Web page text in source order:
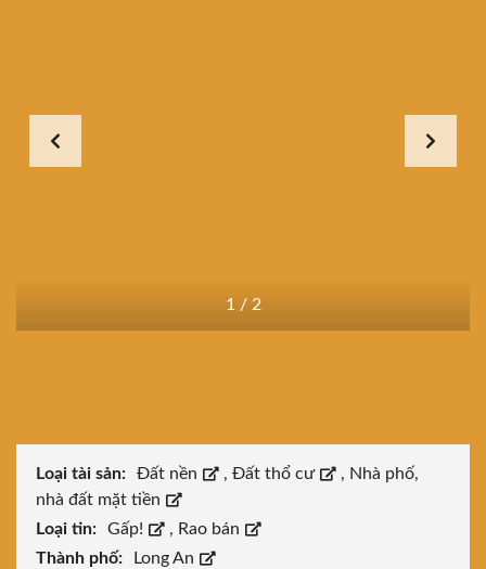
1 / 2
Loại tài sản: Đất nền , Đất thổ cư , Nhà phố,
nhà đất mặt tiền
Loại tin:
Gấp! , Rao bán
Thành phố:
Long An